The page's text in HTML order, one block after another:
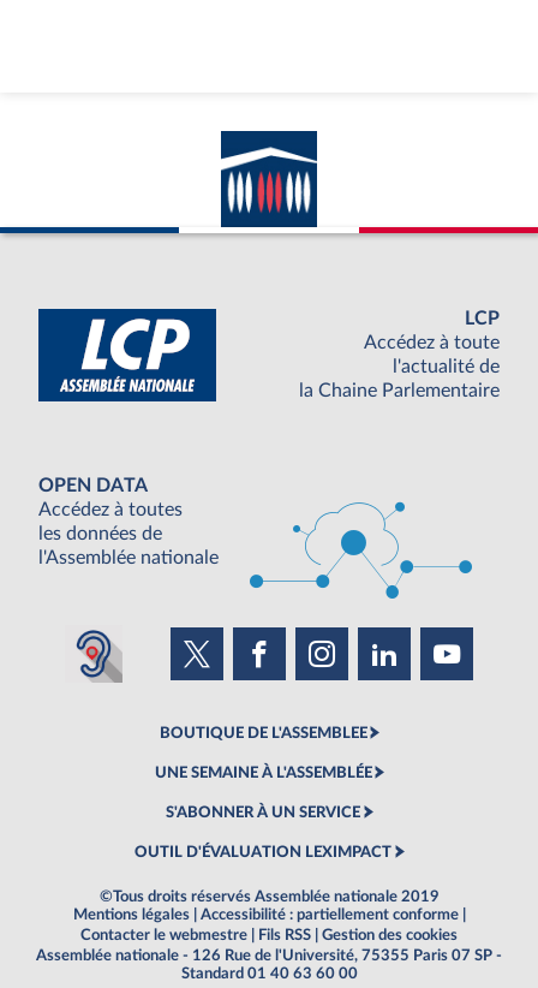
LCP
Accédez à toute
l'actualité de
la Chaine Parlementaire
OPEN DATA
Accédez à toutes
les données de
l'Assemblée nationale
BOUTIQUE DE L'ASSEMBLEE
UNE SEMAINE À L'ASSEMBLÉE
S'ABONNER À UN SERVICE
OUTIL D'ÉVALUATION LEXIMPACT
©Tous droits réservés Assemblée nationale 2019
Mentions légales
Accessibilité : partiellement conforme
Contacter le webmestre
Fils RSS
Gestion des cookies
Assemblée nationale - 126 Rue de l'Université, 75355 Paris 07 SP -
Standard 01 40 63 60 00